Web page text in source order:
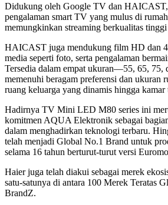
Didukung oleh Google TV dan
pengalaman smart TV yang mulus di
memungkinkan streaming berkualitas
HAICAST juga mendukung film HD dan
media seperti foto, serta pengalaman
Tersedia dalam empat ukuran—55, 65,
memenuhi beragam preferensi dan ukuran
ruang keluarga yang dinamis hingga
Hadirnya TV Mini LED M80 series ini
komitmen AQUA Elektronik sebagai
dalam menghadirkan teknologi terbaru.
telah menjadi Global No.1 Brand untuk
selama 16 tahun berturut-turut versi
Haier juga telah diakui sebagai merek
satu-satunya di antara 100 Merek Teratas
BrandZ.